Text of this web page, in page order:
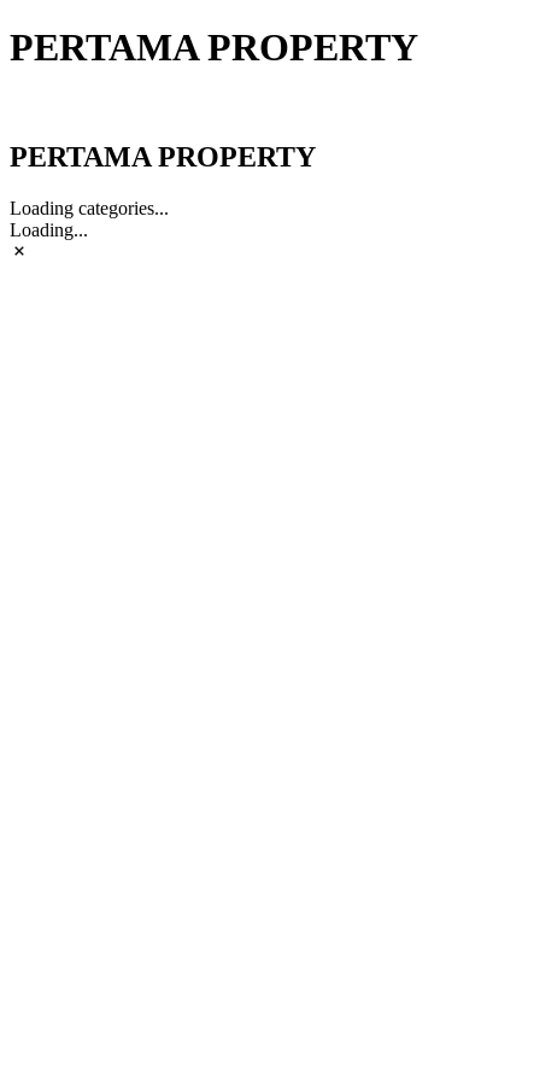
PERTAMA PROPERTY
PERTAMA PROPERTY
Loading categories...
Loading...